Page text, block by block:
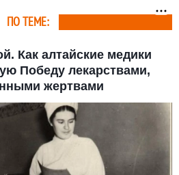
ПО ТЕМЕ:
Как алтайские медики
Победу лекарствами,
жертвами